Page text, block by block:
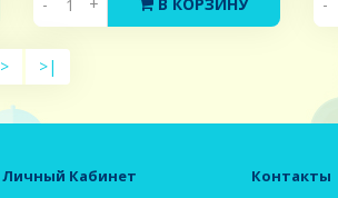
> >|
Личный Кабинет Контакты